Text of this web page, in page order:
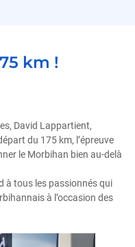
km !
David Lappartient,
du 175 km, l’épreuve
le Morbihan bien au-delà
à tous les passionnés qui
à l’occasion des